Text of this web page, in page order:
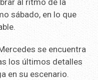
al ritmo de la
sábado, en lo que
se encuentra
los últimos detalles
en su escenario.